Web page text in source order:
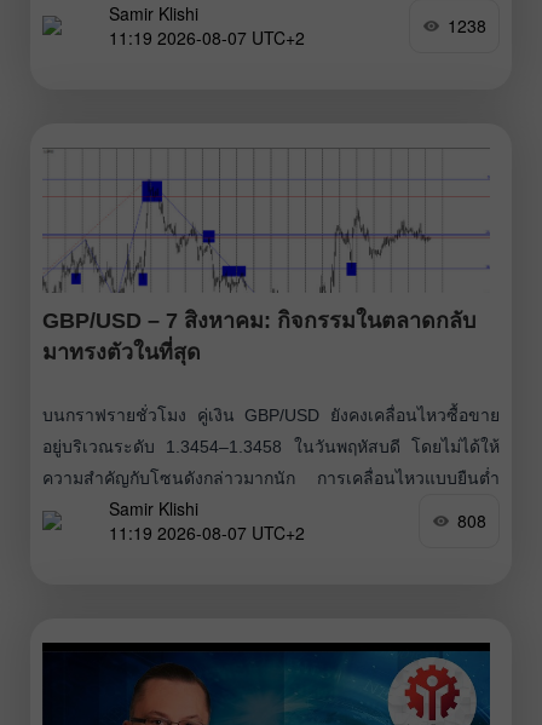
วันนี้ การดีดตัวขึ้นจากระดับ Fibonacci 61.8% ที่ 1.1507 จะ
เป็นปัจจัยสนับสนุนยูโร
Samir Klishi
11:19 2026-08-07 UTC+2
1238
GBP/USD – 7 สิงหาคม: กิจกรรมในตลาดกลับ
มาทรงตัวในที่สุด
บนกราฟรายชั่วโมง คู่เงิน GBP/USD ยังคงเคลื่อนไหวซื้อขาย
อยู่บริเวณระดับ 1.3454–1.3458 ในวันพฤหัสบดี โดยไม่ได้ให้
ความสำคัญกับโซนดังกล่าวมากนัก การเคลื่อนไหวแบบยืนต่ำ
กว่าระดับนี้ (consolidation) จะบ่งชี้ว่าปอนด์อาจปรับตัวลงต่อ
มุ่งหน้าสู่ระดับ Fibonacci retracement 38.2% ที่
Samir Klishi
11:19 2026-08-07 UTC+2
808